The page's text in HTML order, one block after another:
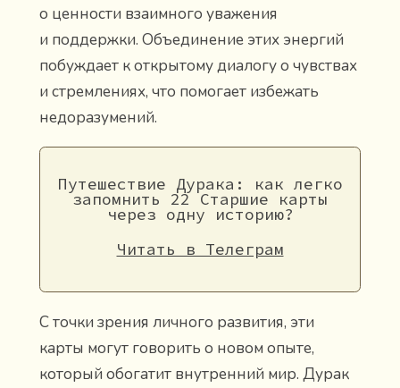
о ценности взаимного уважения
и поддержки. Объединение этих энергий
побуждает к открытому диалогу о чувствах
и стремлениях, что помогает избежать
недоразумений.
Путешествие Дурака: как легко
запомнить 22 Старшие карты
через одну историю?
Читать в Телеграм
С точки зрения личного развития, эти
карты могут говорить о новом опыте,
который обогатит внутренний мир. Дурак